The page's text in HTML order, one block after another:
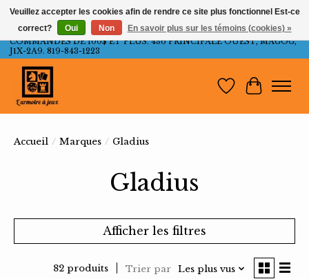
LIVRAISON GRATUITE AU QUÉBEC ET ONTARIO POUR LES
COMMANDES DE 100$ ET PLUS. 436 PRINCIPALE OUEST, MAGOG,
J1X-2A9. 819-843-1223
Liste dePanier
Accueil / Marques / Gladius
Gladius
Afficher les filtres
82 produits Trier par Les plus vus
Veuillez accepter les cookies afin de rendre ce site plus fonctionnel Est-ce
correct?
Oui Non En savoir plus sur les témoins (cookies) »